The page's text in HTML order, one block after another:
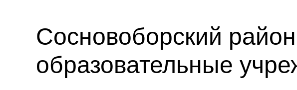
Сосновоборский
образовательные